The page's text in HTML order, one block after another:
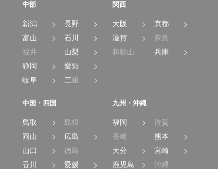
中部
新潟
長野
富山
石川
福井
山梨
静岡
愛知
岐阜
三重
関西
大阪
京都
滋賀
奈良
和歌山
兵庫
中国・四国
鳥取
島根
岡山
広島
山口
徳島
香川
愛媛
九州・沖縄
福岡
佐賀
長崎
熊本
大分
宮崎
鹿児島
沖縄